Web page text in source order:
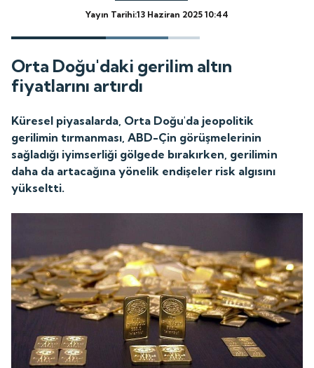
Yayın Tarihi:13 Haziran 2025 10:44
Orta Doğu'daki gerilim altın
fiyatlarını artırdı
Küresel piyasalarda, Orta Doğu'da jeopolitik
gerilimin tırmanması, ABD-Çin görüşmelerinin
sağladığı iyimserliği gölgede bırakırken, gerilimin
daha da artacağına yönelik endişeler risk algısını
yükseltti.